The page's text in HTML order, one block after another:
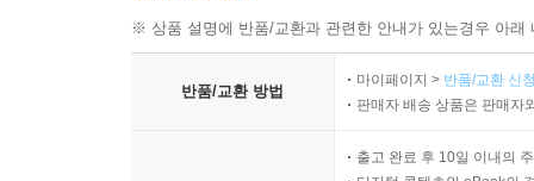
※ 상품 설명에 반품/교환과 관련한 안내가 있는경우 아
반품/교환 방법
마이페이지 > 반품/교환 신
판매자 배송 상품은 판매자
출고 완료 후 10일 이내의